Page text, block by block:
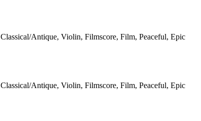
Classical/Antique, Violin, Filmscore, Film, Peaceful, Epic
Classical/Antique, Violin, Filmscore, Film, Peaceful, Epic